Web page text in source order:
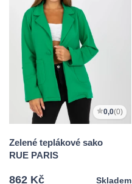
0,0(0)
Zelené teplákové sako
RUE PARIS
862 Kč
Skladem